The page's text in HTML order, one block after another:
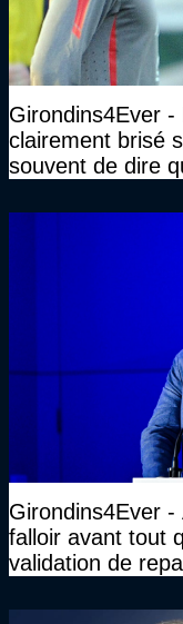
Girondins4Ever
clairement brisé
souvent de dire
Girondins4Ever
falloir avant tout
validation de